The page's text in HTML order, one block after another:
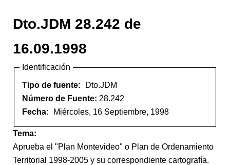
Dto.JDM 28.242 de
16.09.1998
Identificación
Tipo de fuente:
Dto.JDM
Número de Fuente: 28.242
Fecha:
Miércoles, 16 Septiembre, 1998
Tema:
Aprueba el "Plan Montevideo" o Plan de Ordenamiento
Territorial 1998-2005 y su correspondiente cartografía.